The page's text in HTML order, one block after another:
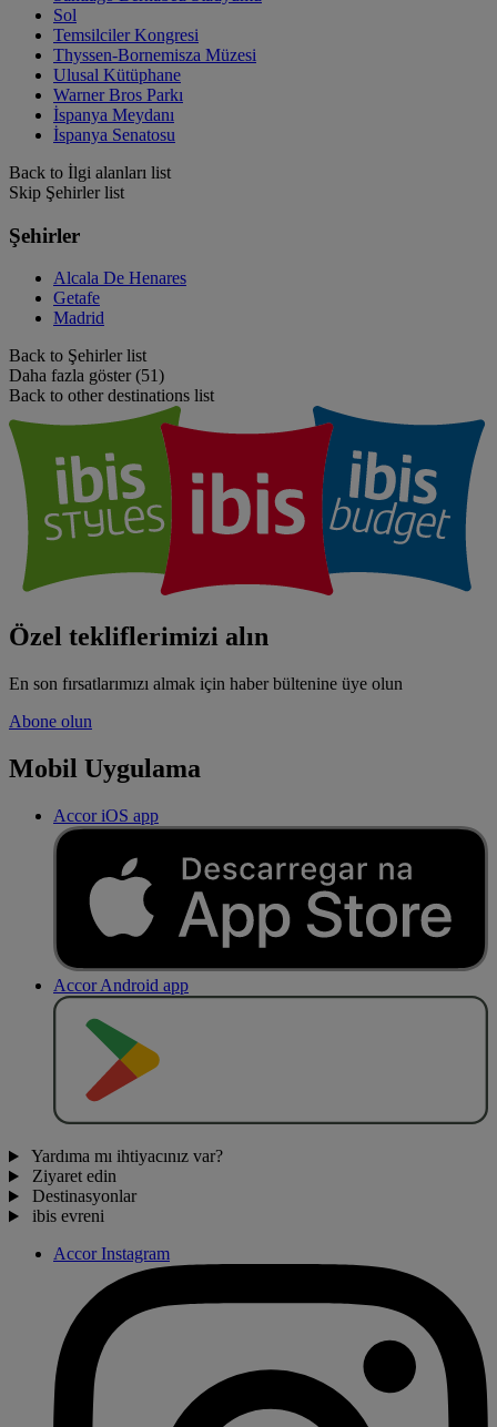
Sol
Temsilciler Kongresi
Thyssen-Bornemisza Müzesi
Ulusal Kütüphane
Warner Bros Parkı
İspanya Meydanı
İspanya Senatosu
Back to İlgi alanları list
Skip Şehirler list
Şehirler
Alcala De Henares
Getafe
Madrid
Back to Şehirler list
Daha fazla göster (51)
Back to other destinations list
Özel tekliflerimizi alın
En son fırsatlarımızı almak için haber bültenine üye olun
Abone olun
Mobil Uygulama
Accor iOS app
Accor Android app
Yardıma mı ihtiyacınız var?
Ziyaret edin
Destinasyonlar
ibis evreni
Accor Instagram